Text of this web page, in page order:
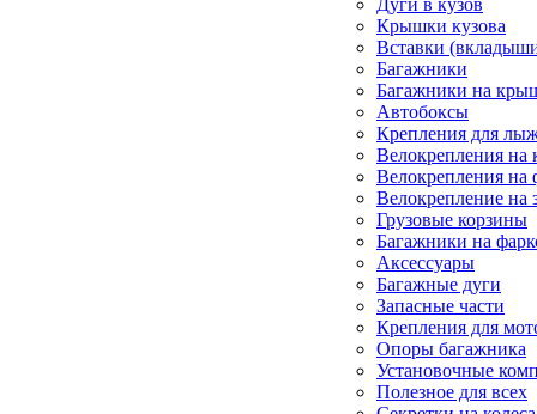
Дуги в кузов
Крышки кузова
Вставки
Багажники
Багажники на
Автобоксы
Крепления для
Велокрепления
Велокрепления на
Велокрепление на
Грузовые корзины
Багажники на
Аксессуары
Багажные дуги
Запасные части
Крепления для
Опоры багажника
Установочные
Полезное для всех